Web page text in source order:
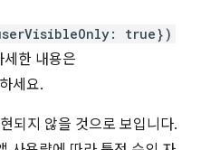
true})
한 내용은
세요.
되지 않을 것으로 보입니다.